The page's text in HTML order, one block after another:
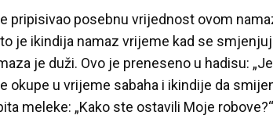
pripisivao posebnu vrijednost ovom
je ikindija namaz vrijeme kad se
je duži. Ovo je preneseno u hadisu:
okupe u vrijeme sabaha i ikindije da
meleke: „Kako ste ostavili Moje